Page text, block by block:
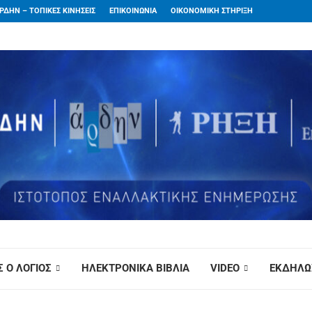
– ΤΟΠΙΚΕΣ ΚΙΝΗΣΕΙΣ ΕΠΙΚΟΙΝΩΝΙΑ ΟΙΚΟΝΟΜΙΚΗ ΣΤΗΡΙΞΗ
Ο ΛΟΓΙΟΣ ΗΛΕΚΤΡΟΝΙΚΑ ΒΙΒΛΙΑ VIDEO